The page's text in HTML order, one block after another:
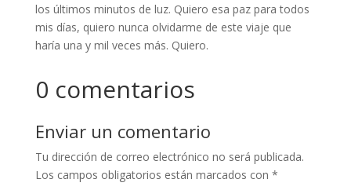
los últimos minutos de luz. Quiero esa paz para todos
mis días, quiero nunca olvidarme de este viaje que
haría una y mil veces más. Quiero.
0 comentarios
Enviar un comentario
Tu dirección de correo electrónico no será publicada.
Los campos obligatorios están marcados con *